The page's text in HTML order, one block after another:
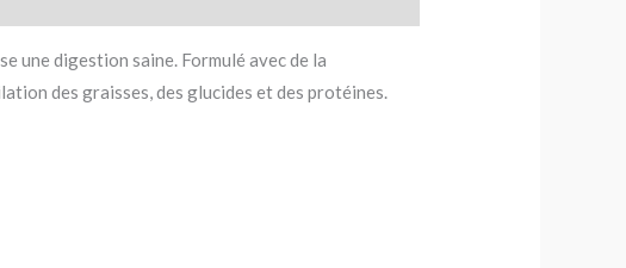
une digestion saine. Formulé avec de la
des graisses, des glucides et des protéines.